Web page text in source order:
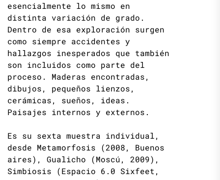
esencialmente lo mismo en
distinta variación de grado.
Dentro de esa exploración surgen
como siempre accidentes y
hallazgos inesperados que también
son incluidos como parte del
proceso. Maderas encontradas,
dibujos, pequeños lienzos,
cerámicas, sueños, ideas.
Paisajes internos y externos.
Es su sexta muestra individual,
desde Metamorfosis (2008, Buenos
aires), Gualicho (Moscú, 2009),
Simbiosis (Espacio 6.0 Sixfeet,